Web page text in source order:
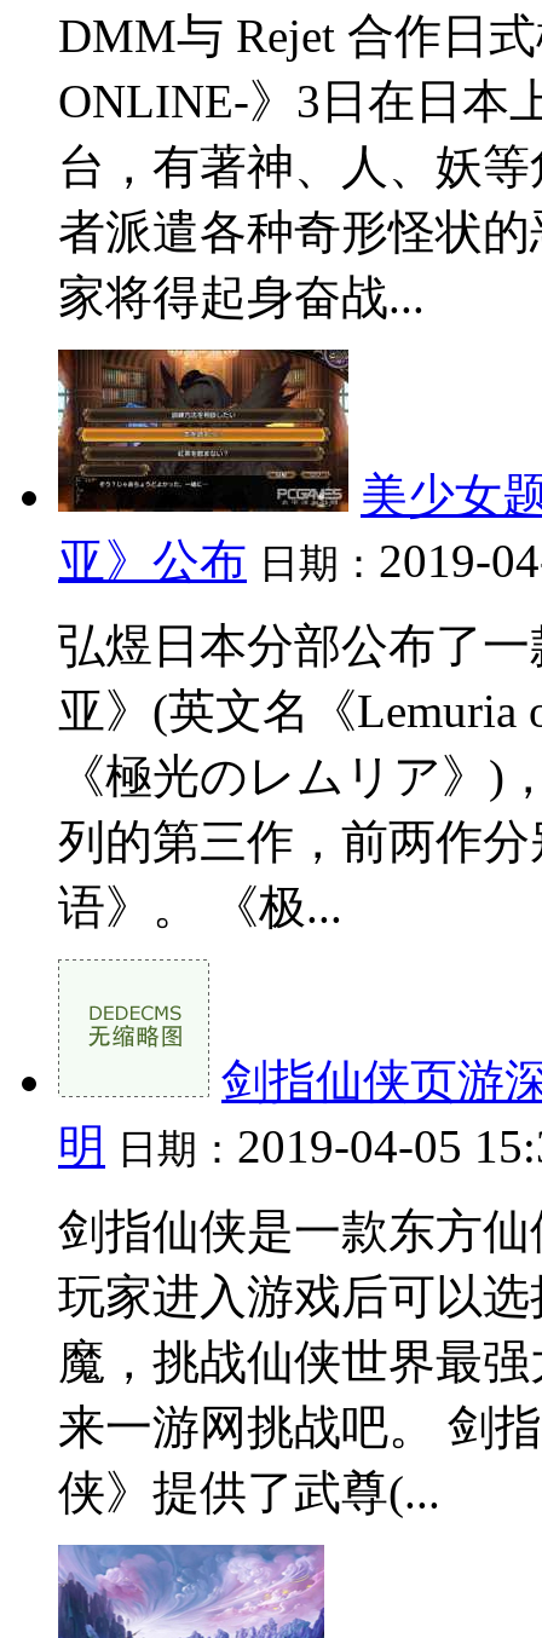
DMM与 Rejet 合作日
ONLINE-》3日在日本
台，有著神、人、妖
者派遣各种奇形怪状
家将得起身奋战...
美少女
亚》公布 日期： 2019-
弘煜日本分部公布了
亚》(英文名《Lemuria
《極光のレムリア》)
列的第三作，前两作
语》。 《极...
剑指仙侠页游
明
日期： 2019-04-05
剑指仙侠是一款东方
玩家进入游戏后可以
魔，挑战仙侠世界最
来一游网挑战吧。 剑
侠》提供了武尊(...